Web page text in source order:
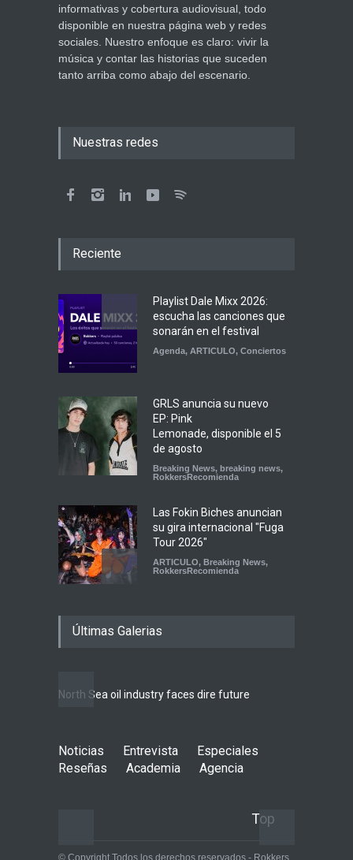
informativas y cobertura audiovisual, todo
disponible en nuestra página web y redes
sociales. Nuestro enfoque es claro: vivir la
música y contar las historias que suceden
tanto arriba como abajo del escenario.
Nuestras redes
Reciente
Playlist Dale Mixx 2026:
escucha las canciones que
sonarán en el festival
Agenda, ARTICULO, Conciertos
GRLS anuncia su nuevo
EP: Pink
Lemonade, disponible el 5
de agosto
Breaking News, breaking news,
RokkersRecomienda
Las Fokin Biches anuncian
su gira internacional "Fuga
Tour 2026"
ARTICULO, Breaking News,
RokkersRecomienda
nuevo de Psychedelic Porn
RokkersRecomienda,Sin
categoría
en el Auditorio BB de la
Ciudad de México
Últimas Galerias
North Sea oil industry faces dire future
Noticias Entrevista
Especiales
Reseñas
Academia Agencia
Top
© Copyright Todos los derechos reservados - Rokkers